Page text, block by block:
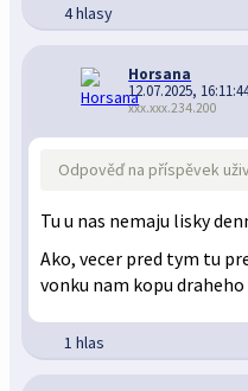
4 hlasy
Horsana
12.07.2025,
xxx.xxx.234.200
Odpověď na příspěvek
Tu u nas nemaju lisky
Ako, vecer pred tym tu
vonku nam kopu
1 hlas